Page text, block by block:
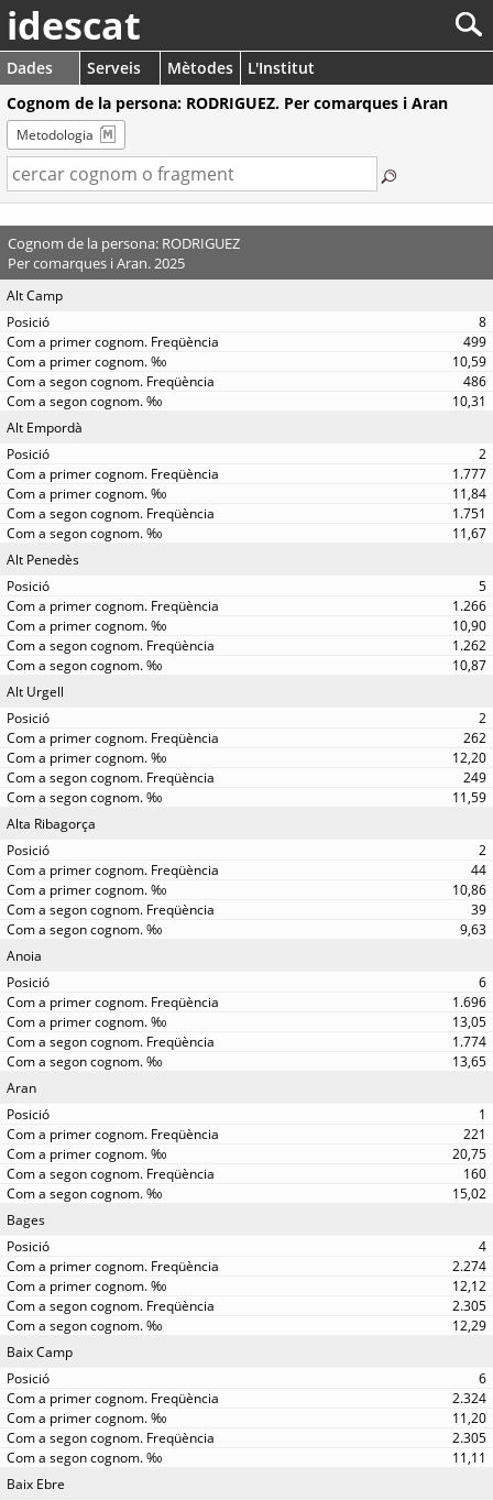
idescat
Dades Serveis Mètodes
L'Institut
Cognom de la persona: RODRIGUEZ. Per comarques i Aran
Metodologia
Cognom de la persona: RODRIGUEZ
Per comarques i Aran. 2025
Alt Camp
8
499
10,59
486
10,31
Alt Empordà
2
1.777
11,84
1.751
11,67
Alt Penedès
5
1.266
10,90
1.262
10,87
Alt Urgell
2
262
12,20
249
11,59
Alta Ribagorça
2
44
10,86
39
9,63
Anoia
6
1.696
13,05
1.774
13,65
Aran
1
221
20,75
160
15,02
Bages
4
2.274
12,12
2.305
12,29
Baix Camp
6
2.324
11,20
2.305
11,11
Baix Ebre